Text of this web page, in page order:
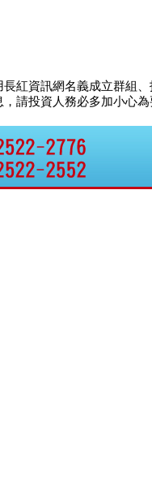
紅資訊網名義成立群組
請投資人務必多加小心